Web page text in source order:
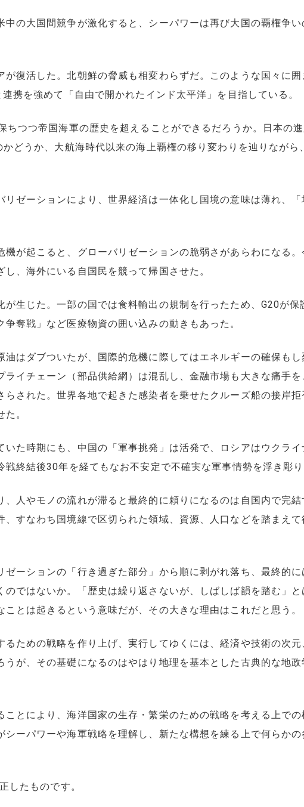
の大国間競争が激化すると、シーパワーは再び大国の覇権争い
復活した。北朝鮮の脅威も相変わらずだ。このような国々に囲
携を強めて「自由で開かれたインド太平洋」を目指している。
つつ帝国海軍の歴史を超えることができるだろうか。日本の
どうか、大航海時代以来の海上覇権の移り変わりを辿りながら
ゼーションにより、世界経済は一体化し国境の意味は薄れ、「
が起こると、グローバリゼーションの脆弱さがあらわになる
、海外にいる自国民を競って帰国させた。
生じた。一部の国では食料輸出の規制を行ったため、G20が保
奪戦」など医療物資の囲い込みの動きもあった。
はダブついたが、国際的危機に際してはエネルギーの確保もし
イチェーン（部品供給網）は混乱し、金融市場も大きな痛手を
された。世界各地で起きた感染者を乗せたクルーズ船の接岸
。
た時期にも、中国の「軍事挑発」は活発で、ロシアはウクライ
終結後30年を経てもなお不安定で不確実な軍事情勢を浮き彫り
人やモノの流れが滞ると最終的に頼りになるのは自国内で完結
すなわち国境線で区切られた領域、資源、人口などを踏まえ
ーションの「行き過ぎた部分」から順に剥がれ落ち、最終的に
ではないか。「歴史は繰り返さないが、しばしば韻を踏む」
とは起きるという意味だが、その大きな理由はこれだと思う。
ための戦略を作り上げ、実行してゆくには、経済や技術の次元
が、その基礎になるのはやはり地理を基本とした古典的な地政
とにより、海洋国家の生存・繁栄のための戦略を考える上での
ーパワーや海軍戦略を理解し、新たな構想を練る上で何らか
したものです。